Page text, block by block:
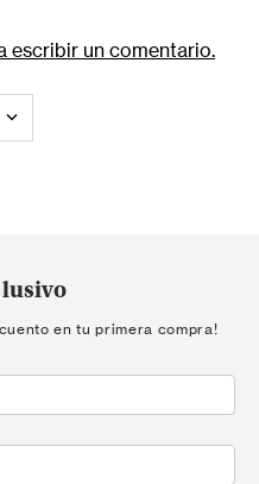
escribir un comentario.
en tu primera compra!